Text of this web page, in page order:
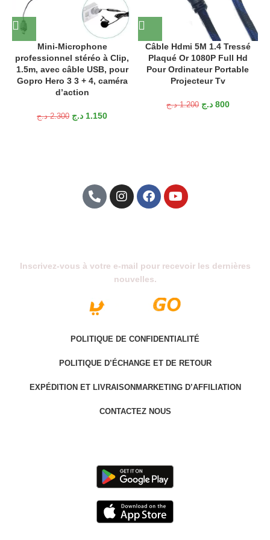
Mini-Microphone
professionnel stéréo à Clip,
1.5m, avec câble USB, pour
Gopro Hero 3 3 + 4, caméra
d’action
2.300 د.ج 1.150 د.ج
Câble Hdmi 5M 1.4 Tressé
Plaqué Or 1080P Full Hd
Pour Ordinateur Portable
Projecteur Tv
1.200 د.ج 800 د.ج
Inscrivez-vous à votre e-mail pour recevoir les dernières
nouvelles.
POLITIQUE DE CONFIDENTIALITÉ
POLITIQUE D’ÉCHANGE ET DE RETOUR
EXPÉDITION ET LIVRAISON MARKETING D’AFFILIATION
CONTACTEZ NOUS